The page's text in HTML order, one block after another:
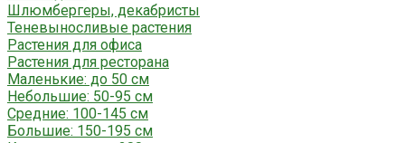
Шлюмбергеры, декабристы
Теневыносливые растения
Растения для офиса
Растения для ресторана
Маленькие: до 50 см
Небольшие: 50-95 см
Средние: 100-145 см
Большие: 150-195 см